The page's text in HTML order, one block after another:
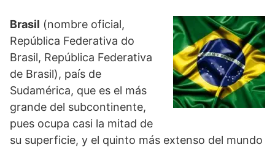
Brasil (nombre oficial,
República Federativa do
Brasil, República Federativa
de Brasil), país de
Sudamérica, que es el más
grande del subcontinente,
pues ocupa casi la mitad de
su superficie, y el quinto más extenso del mundo